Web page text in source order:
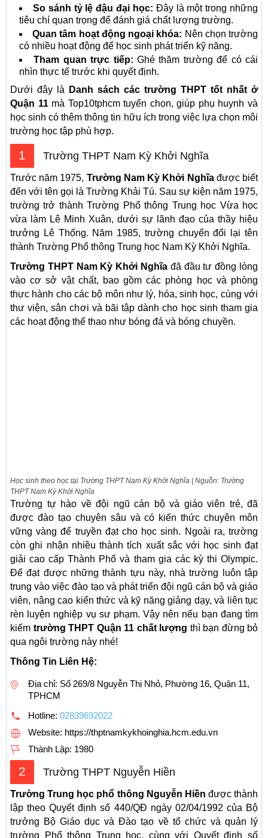
So sánh tỷ lệ đậu đại học: Đây là một trong những
tiêu chí quan trọng để đánh giá chất lượng trường.
Quan tâm hoạt động ngoại khóa: Nên chọn trường
có nhiều hoạt động để học sinh phát triển kỹ năng.
Tham quan trực tiếp: Ghé thăm trường để có cái
nhìn thực tế trước khi quyết định.
Dưới đây là
Danh sách các trường THPT tốt nhất ở
Quận 11mà Top10tphcm tuyển chọn, giúp phụ huynh và
học sinh có thêm thông tin hữu ích trong việc lựa chọn môi
trường học tập phù hợp.
1 Trường THPT Nam Kỳ Khởi Nghĩa
Trước năm 1975, Trường Nam Kỳ Khởi Nghĩađược biết
đến với tên gọi là Trường Khải Tú. Sau sự kiện năm 1975,
trường trở thành Trường Phổ thông Trung học Vừa học
vừa làm Lê Minh Xuân, dưới sự lãnh đạo của thầy hiệu
trưởng Lê Thống. Năm 1985, trường chuyển đổi lại tên
thành Trường Phổ thông Trung học Nam Kỳ Khởi Nghĩa.
Trường THPT Nam Kỳ Khởi Nghĩa đã đầu tư đồng lòng
vào cơ sở vật chất, bao gồm các phòng học và phòng
thực hành cho các bộ môn như lý, hóa, sinh học, cùng với
thư viện, sân chơi và bãi tập dành cho học sinh tham gia
các hoạt động thể thao như bóng đá và bóng chuyền.
Học sinh theo học tại Trường THPT Nam Kỳ Khởi Nghĩa | Nguồn: Trường
THPT Nam Kỳ Khởi Nghĩa
Trường tự hào về đội ngũ cán bộ và giáo viên trẻ, đã
được đào tạo chuyên sâu và có kiến thức chuyên môn
vững vàng để truyền đạt cho học sinh. Ngoài ra, trường
còn ghi nhận nhiều thành tích xuất sắc với học sinh đạt
giải cao cấp Thành Phố và tham gia các kỳ thi Olympic.
Để đạt được những thành tựu này, nhà trường luôn tập
trung vào việc đào tạo và phát triển đội ngũ cán bộ và giáo
viên, nâng cao kiến thức và kỹ năng giảng dạy, và liên tục
rèn luyện nghiệp vụ sư phạm. Vậy nên nếu bạn đang tìm
kiếm trường THPT Quận 11 chất lượng thì bạn đừng bỏ
qua ngôi trường này nhé!
Thông Tin Liên Hệ:
Địa chỉ: Số 269/8 Nguyễn Thị Nhỏ, Phường 16, Quận 11,
TPHCM
Hotline: 02839692022
Website: https://thptnamkykhoinghia.hcm.edu.vn
Thành Lập: 1980
2 Trường THPT Nguyễn Hiền
Trường Trung học phổ thông Nguyễn Hiền được thành
lập theo Quyết định số 440/QĐ ngày 02/04/1992 của Bộ
trưởng Bộ Giáo dục và Đào tạo về tổ chức và quản lý
trường Phổ thông Trung học, cùng với Quyết định số